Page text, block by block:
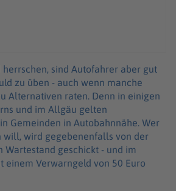
sind Autofahrer aber gut
zu üben - auch wenn manche
Alternativen raten. Denn in einigen
und im Allgäu gelten
Gemeinden in Autobahnnähe. Wer
will, wird gegebenenfalls von der
Wartestand geschickt - und im
einem Verwarngeld von 50 Euro